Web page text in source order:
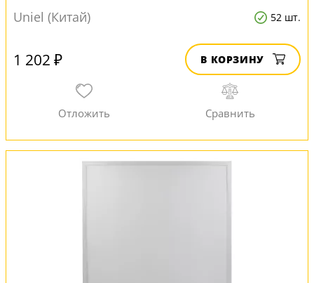
Uniel (Китай)
52 шт.
1 202 ₽ В КОРЗИНУ